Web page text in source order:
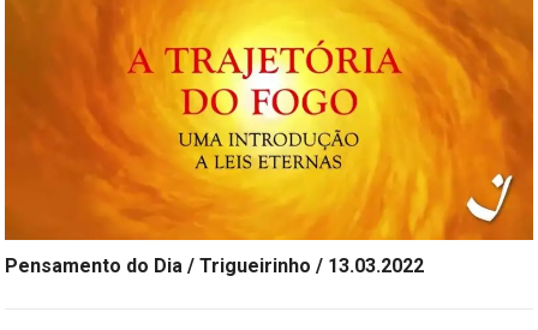
Pensamento do Dia / Trigueirinho / 13.03.2022